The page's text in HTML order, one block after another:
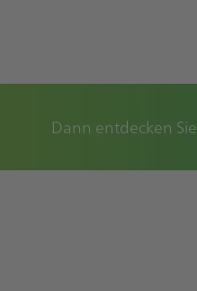
Dann entdecken Sie